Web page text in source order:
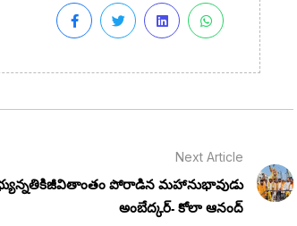
Next Article
పోరాడిన మహానుభావుడు
అంబేద్కర్- కోలా ఆనంద్